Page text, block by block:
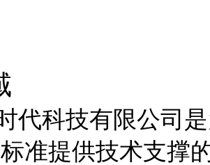
科技有限公司是
准提供技术支撑